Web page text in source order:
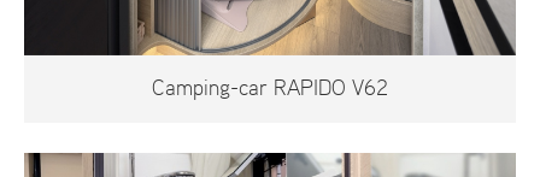
Camping-car RAPIDO V62